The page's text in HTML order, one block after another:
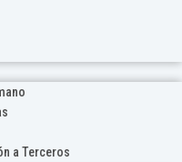
a Terceros